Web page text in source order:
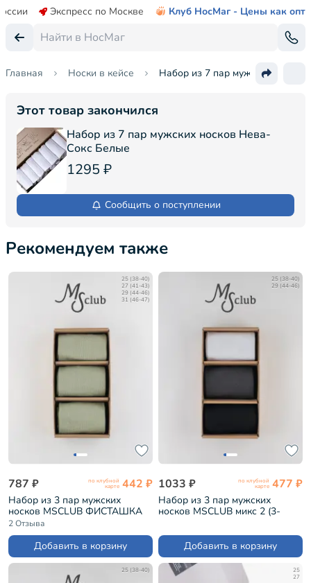
Экспресс по Москве Клуб НосМаг - Цены как опт
Главная Носки в кейсе Набор из 7 пар мужских
Этот товар закончился
Набор из 7 пар мужских носков Нева-
Сокс Белые
1295 ₽
Сообщить о поступлении
Рекомендуем также
25 (38-40)
27 (41-43)
29 (44-46)
31 (46-47)
787 ₽ по клубной
карте 442 ₽
Набор из 3 пар мужских
носков MSCLUB ФИСТАШКА
(3-ПН-01)
2 Отзыва
Добавить в корзину
25 (38-40)
29 (44-46)
1033 ₽ по клубной
карте 477 ₽
Набор из 3 пар мужских
носков MSCLUB микс 2 (3-
Добавить в корзину
25 (38-40)
25
27